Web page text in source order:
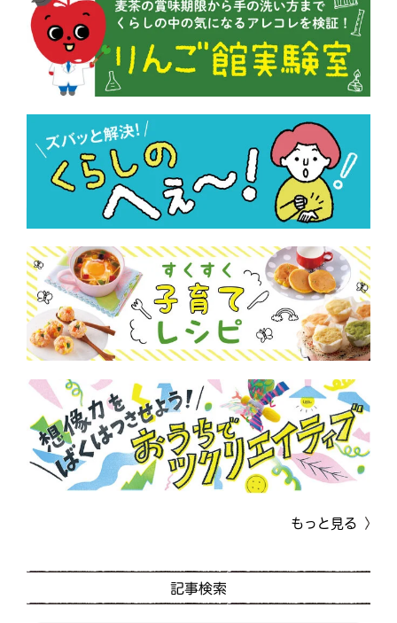
もっと見る
記事検索